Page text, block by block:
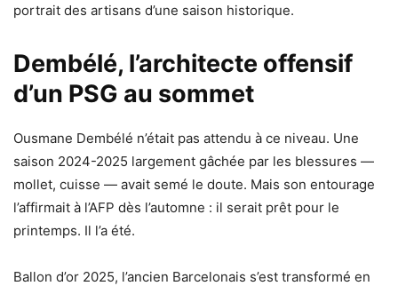
portrait des artisans d’une saison historique.
Dembélé, l’architecte offensif
d’un PSG au sommet
Ousmane Dembélé n’était pas attendu à ce niveau. Une
saison 2024-2025 largement gâchée par les blessures —
mollet, cuisse — avait semé le doute. Mais son entourage
l’affirmait à l’AFP dès l’automne : il serait prêt pour le
printemps. Il l’a été.
Ballon d’or 2025, l’ancien Barcelonais s’est transformé en